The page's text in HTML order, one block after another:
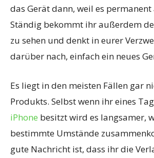
das Gerät dann, weil es
Ständig bekommt ihr außerdem
zu sehen und denkt in eurer
darüber nach, einfach ein neues
Es liegt in den meisten Fällen gar
Produkts. Selbst wenn ihr eines
iPhone besitzt wird es langsamer,
bestimmte Umstände
gute Nachricht ist, dass ihr die